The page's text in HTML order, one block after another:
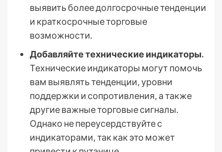
выявить более долгосрочные тенденции
и краткосрочные торговые
возможности.
Добавляйте технические индикаторы.
Технические индикаторы могут помочь
вам выявлять тенденции‚ уровни
поддержки и сопротивления‚ а также
другие важные торговые сигналы.
Однако не переусердствуйте с
индикаторами‚ так как это может